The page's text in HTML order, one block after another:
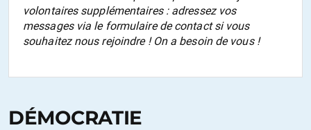
volontaires supplémentaires : adressez vos
messages via le formulaire de contact si vous
souhaitez nous rejoindre ! On a besoin de vous !
DÉMOCRATIE